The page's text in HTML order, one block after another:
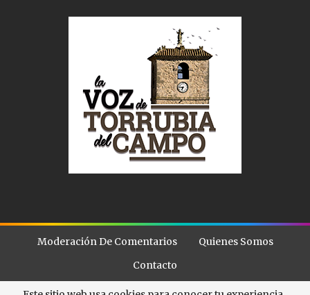
Moderación De Comentarios
Quienes Somos
Contacto